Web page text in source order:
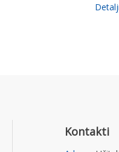
Kontakti